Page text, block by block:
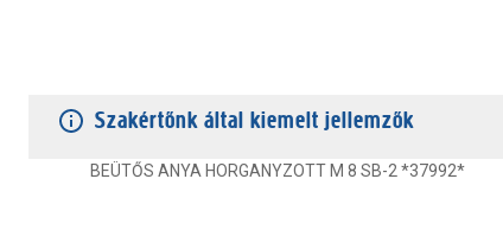
Szakértőnk által kiemelt jellemzők
BEÜTŐS ANYA HORGANYZOTT M 8 SB-2 *37992*